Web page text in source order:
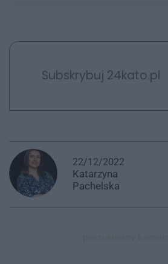
Subskrybuj 24kato.pl
22/12/2022
Katarzyna
Pachelska